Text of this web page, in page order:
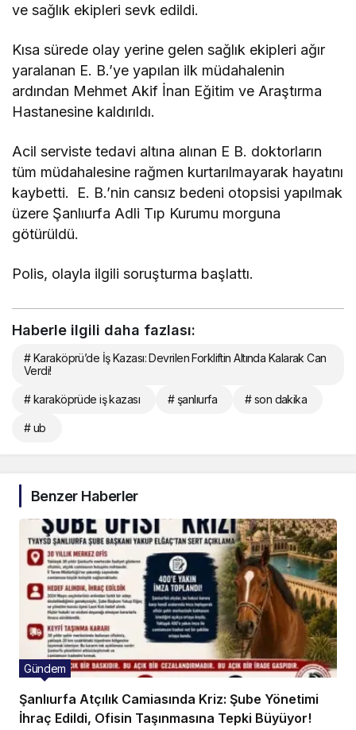
ve sağlık ekipleri sevk edildi.
Kısa sürede olay yerine gelen sağlık ekipleri ağır
yaralanan E. B.’ye yapılan ilk müdahalenin
ardından Mehmet Akif İnan Eğitim ve Araştırma
Hastanesine kaldırıldı.
Acil serviste tedavi altına alınan E B. doktorların
tüm müdahalesine rağmen kurtarılmayarak hayatını
kaybetti. E. B.’nin cansız bedeni otopsisi yapılmak
üzere Şanlıurfa Adli Tıp Kurumu morguna
götürüldü.
Polis, olayla ilgili soruşturma başlattı.
Haberle ilgili daha fazlası:
# Karaköprü’de İş Kazası: Devrilen Forkliftin Altında Kalarak Can
Verdi!
# karaköprüde iş kazası # şanlıurfa # son dakika
# ub
Benzer Haberler
Şanlıurfa Atçılık Camiasında Kriz: Şube Yönetimi
İhraç Edildi, Ofisin Taşınmasına Tepki Büyüyor!
Gündem